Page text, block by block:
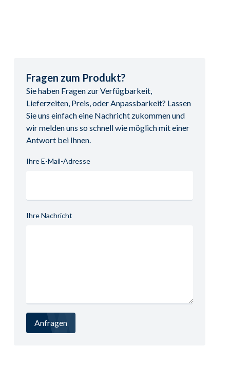
Fragen zum Produkt?
Sie haben Fragen zur Verfügbarkeit,
Lieferzeiten, Preis, oder Anpassbarkeit? Lassen
Sie uns einfach eine Nachricht zukommen und
wir melden uns so schnell wie möglich mit einer
Antwort bei Ihnen.
Ihre E-Mail-Adresse
Ihre Nachricht
Anfragen